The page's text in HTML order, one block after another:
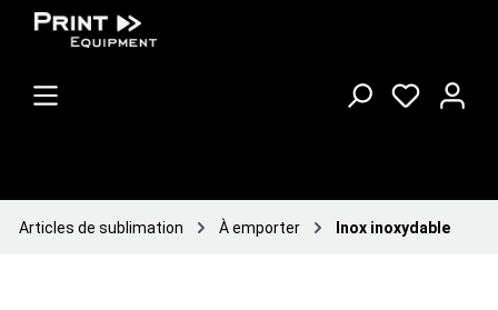
Articles de sublimation À emporter Inox inoxydable